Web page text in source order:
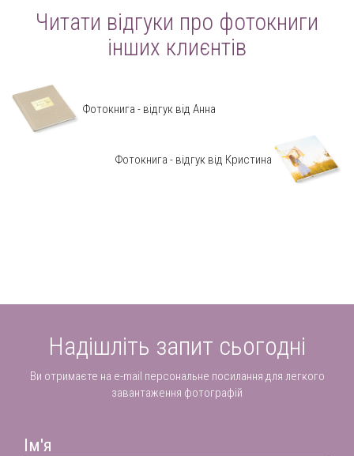
Читати відгуки про фотокниги
інших клиєнтів
Фотокнига - відгук від Анна
Фотокнига - відгук від Кристина
Надішліть запит сьогодні
Ви отримаєте на e-mail персональне посилання для легкого
завантаження фотографій
Ім'я